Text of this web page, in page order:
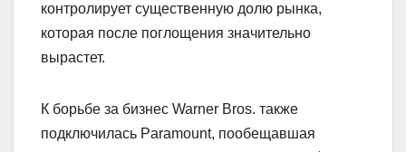
контролирует существенную долю рынка,
которая после поглощения значительно
вырастет.
К борьбе за бизнес Warner Bros. также
подключилась Paramount, пообещавшая